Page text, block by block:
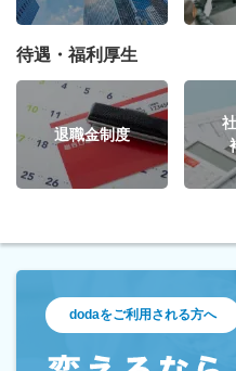
待遇・福利厚生
退職金制度
dodaをご利用される方へ